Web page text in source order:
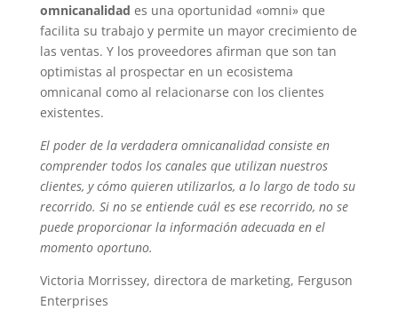
omnicanalidad es una oportunidad «omni» que
facilita su trabajo y permite un mayor crecimiento de
las ventas. Y los proveedores afirman que son tan
optimistas al prospectar en un ecosistema
omnicanal como al relacionarse con los clientes
existentes.
El poder de la verdadera omnicanalidad consiste en
comprender todos los canales que utilizan nuestros
clientes, y cómo quieren utilizarlos, a lo largo de todo su
recorrido. Si no se entiende cuál es ese recorrido, no se
puede proporcionar la información adecuada en el
momento oportuno.
Victoria Morrissey, directora de marketing, Ferguson
Enterprises